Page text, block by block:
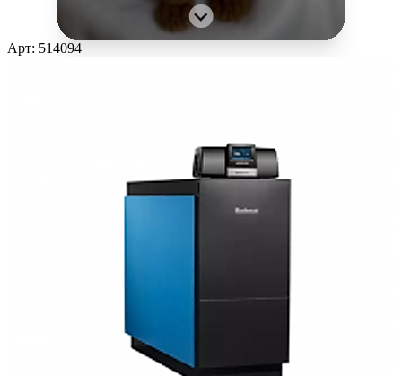
⚡ Специальное предложение
Арт: 514094